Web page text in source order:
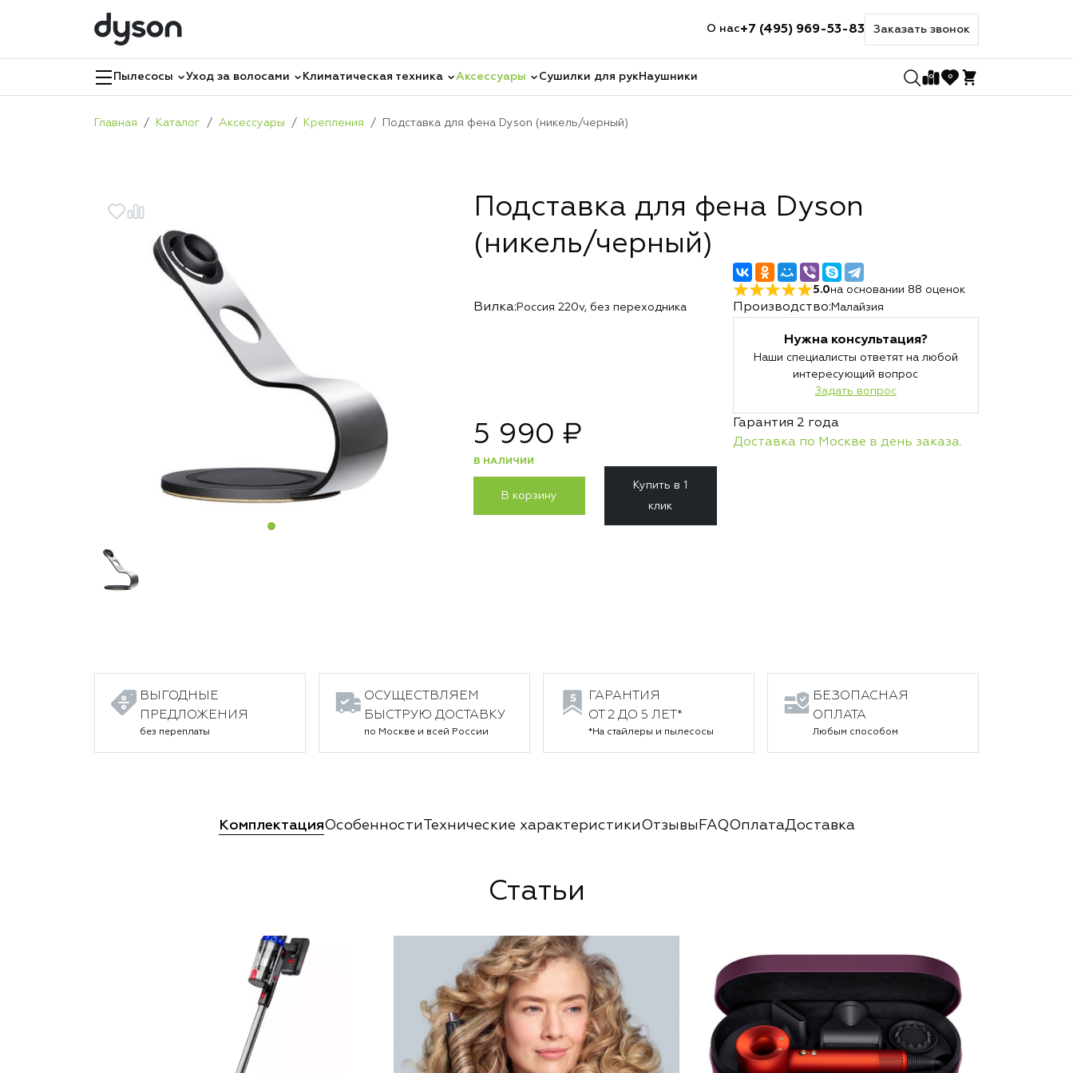
О нас+7 (495) 969-53-83 Заказать звонок
Пылесосы Уход за волосами Климатическая техника Аксессуары Сушилки для рукНаушники 0 0
Главная Каталог Аксессуары Крепления Подставка для фена Dyson (никель/черный)
Подставка для фена Dyson
(никель/черный)
5.0на основании 88 оценок
Вилка: Россия 220v, без переходника Производство: Малайзия
Нужна консультация?
Наши специалисты ответят на любой
интересующий вопрос
Задать вопрос
Гарантия 2 года
Доставка по Москве в день заказа.
5 990 ₽
В НАЛИЧИИ
В корзину
Купить в 1
клик
ВЫГОДНЫЕ
ПРЕДЛОЖЕНИЯ
без переплаты
ОСУЩЕСТВЛЯЕМ
БЫСТРУЮ ДОСТАВКУ
по Москве и всей России
ГАРАНТИЯ
ОТ 2 ДО 5 ЛЕТ*
*На стайлеры и пылесосы
БЕЗОПАСНАЯ
ОПЛАТА
Любым способом
КомплектацияОсобенностиТехнические характеристикиОтзывы FAQОплатаДоставка
Статьи